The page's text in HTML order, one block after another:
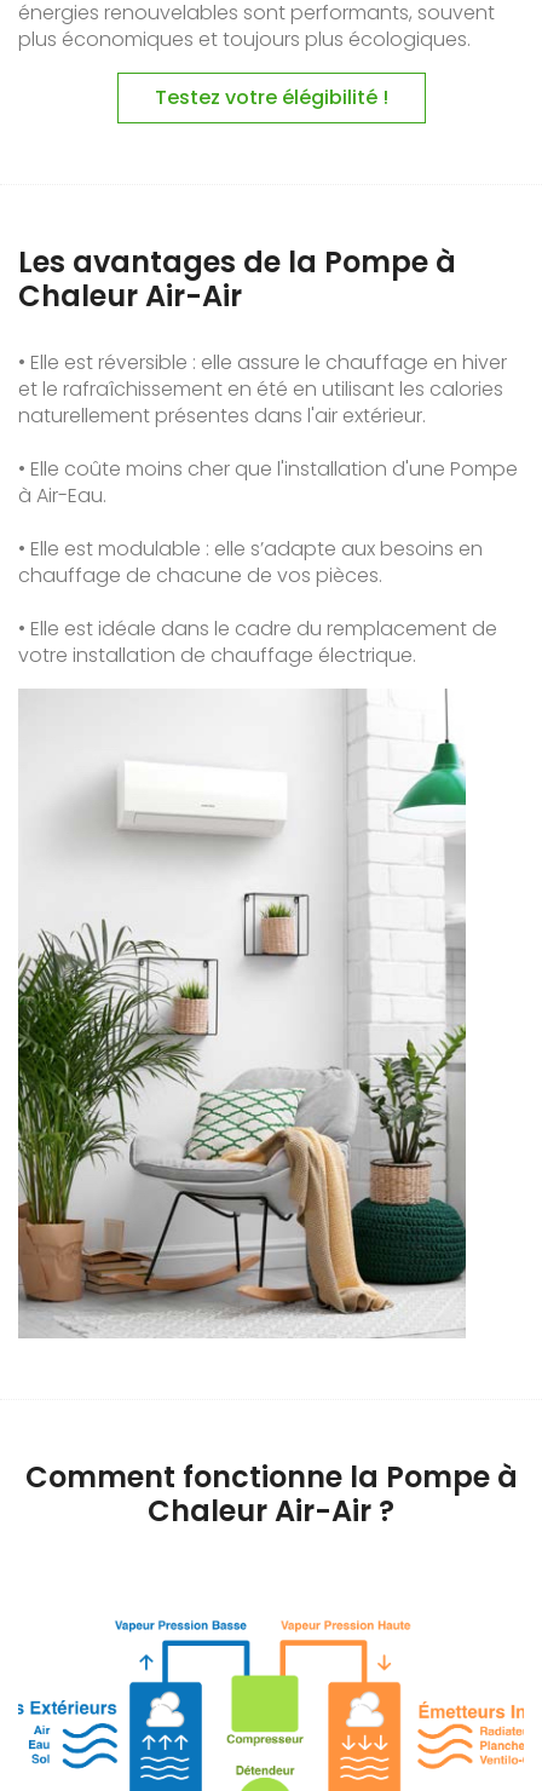
énergies renouvelables sont performants, souvent
plus économiques et toujours plus écologiques.
Testez votre élégibilité !
Les avantages de la Pompe à
Chaleur Air-Air
• Elle est réversible : elle assure le chauffage en hiver
et le rafraîchissement en été en utilisant les calories
naturellement présentes dans l'air extérieur.
• Elle coûte moins cher que l'installation d'une Pompe
à Air-Eau.
• Elle est modulable : elle s’adapte aux besoins en
chauffage de chacune de vos pièces.
• Elle est idéale dans le cadre du remplacement de
votre installation de chauffage électrique.
Comment fonctionne la Pompe à
Chaleur Air-Air ?